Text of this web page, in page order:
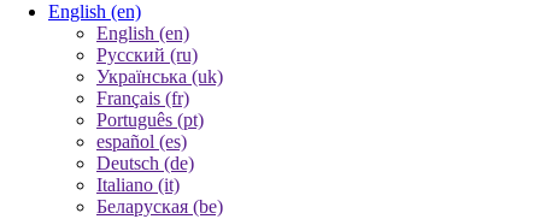
English (en)
English (en)
Русский (ru)
Українська (uk)
Français (fr)
Português (pt)
español (es)
Deutsch (de)
Italiano (it)
Беларуская (be)